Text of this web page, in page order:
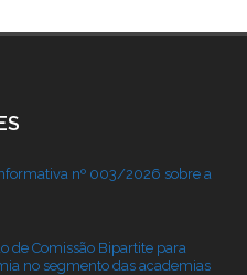
nº 003/2026 sobre a
de Comissão Bipartite para
no segmento das academias